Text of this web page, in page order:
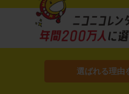
選ばれる理由